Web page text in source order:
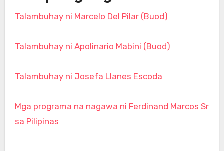
Talambuhay ni Marcelo Del Pilar (Buod)
Talambuhay ni Apolinario Mabini (Buod)
Talambuhay ni Josefa Llanes Escoda
Mga programa na nagawa ni Ferdinand Marcos Sr
sa Pilipinas